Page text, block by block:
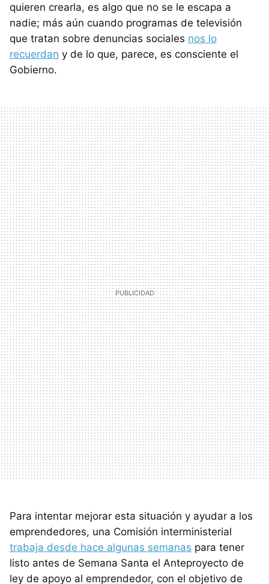
quieren crearla, es algo que no se le escapa a
nadie; más aún cuando programas de televisión
que tratan sobre denuncias sociales nos lo
recuerdan y de lo que, parece, es consciente el
Gobierno.
Para intentar mejorar esta situación y ayudar a los
emprendedores, una Comisión interministerial
trabaja desde hace algunas semanas para tener
listo antes de Semana Santa el Anteproyecto de
ley de apoyo al emprendedor, con el objetivo de